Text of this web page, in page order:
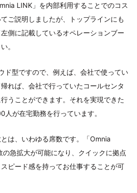
LINK」を内部利用することでのコス
ご説明しましたが、トップラインにも
側に記載しているオペレーションブー
。
ド型ですので、例えば、会社で使ってい
れば、会社で行っていたコールセンタ
うことができます。それを実現できた
人が在宅勤務を行っています。
は、いわゆる席数です。「Omnia
急拡大が可能になり、クイックに拠点
ピード感を持ってお仕事することが可